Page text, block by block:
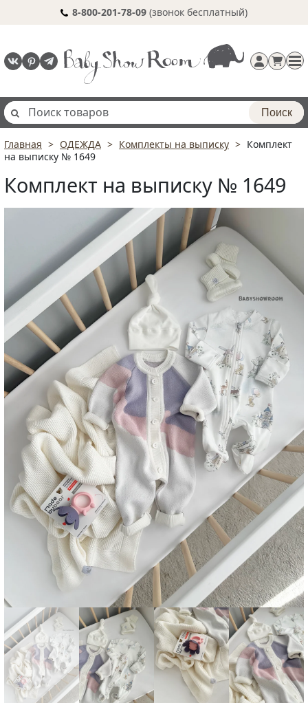
8-800-201-78-09 (звонок бесплатный)
Поиск
Главная ОДЕЖДА Комплекты на выписку
Комплект
на выписку № 1649
Комплект на выписку № 1649